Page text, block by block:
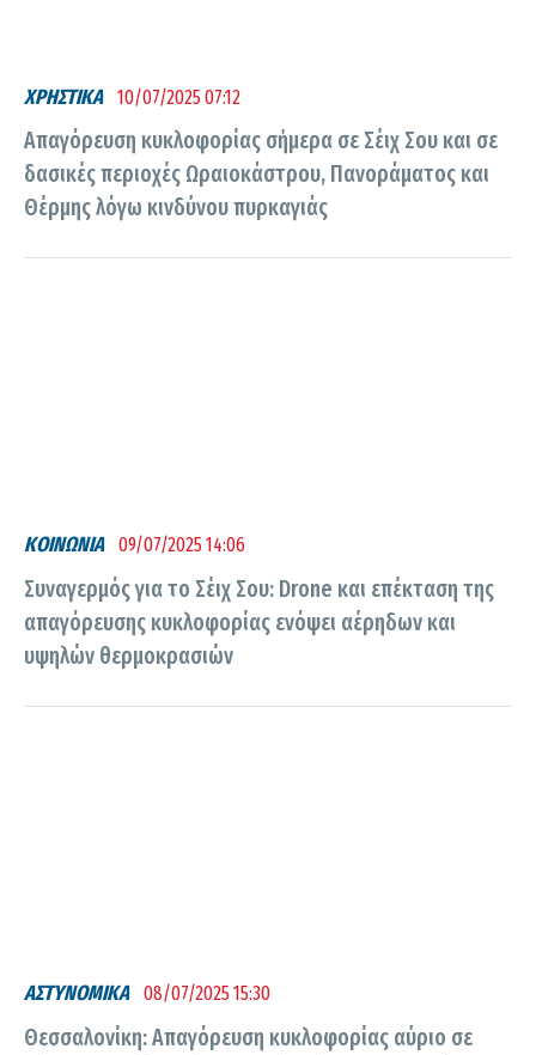
ΧΡΗΣΤΙΚΑ 10/07/2025 07:12
Απαγόρευση κυκλοφορίας σήμερα σε Σέιχ Σου και σε
δασικές περιοχές Ωραιοκάστρου, Πανοράματος και
Θέρμης λόγω κινδύνου πυρκαγιάς
ΚΟΙΝΩΝΙΑ 09/07/2025 14:06
Συναγερμός για το Σέιχ Σου: Drone και επέκταση της
απαγόρευσης κυκλοφορίας ενόψει αέρηδων και
υψηλών θερμοκρασιών
ΑΣΤΥΝΟΜΙΚΑ 08/07/2025 15:30
Θεσσαλονίκη: Απαγόρευση κυκλοφορίας αύριο σε